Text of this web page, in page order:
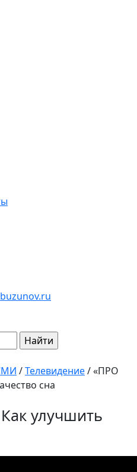
/Телевидение/«ПРО
сна
улучшить